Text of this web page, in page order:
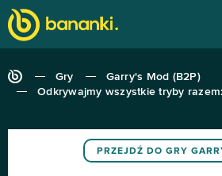
Gry
Garry's Mod (B2P)
Odkrywajmy wszystkie tryby
PRZEJDŹ DO GRY